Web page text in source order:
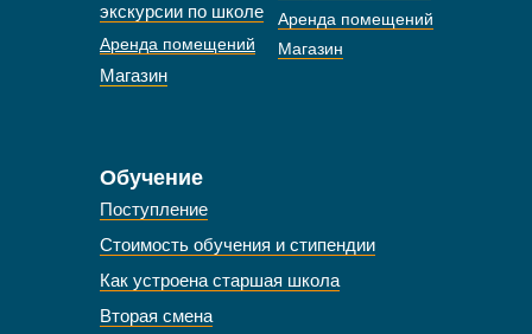
Обучение
экскурсии по школе
Аренда помещений
Магазин
Аренда помещений
Магазин
Поступление
Стоимость обучения и стипендии
Как устроена старшая школа
Вторая смена